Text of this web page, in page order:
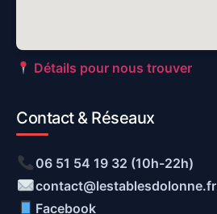
Détails pour nous trouver
Contact & Réseaux
06 51 54 19 32 (10h-22h)
contact@lestablesdolonne.fr
Facebook